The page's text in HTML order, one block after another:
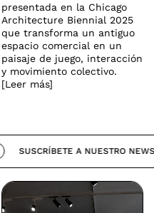
presentada en la Chicago
Architecture Biennial 2025
que transforma un antiguo
espacio comercial en un
paisaje de juego, interacción
y movimiento colectivo.
[Leer más]
SUSCRÍBETE A NUESTRO